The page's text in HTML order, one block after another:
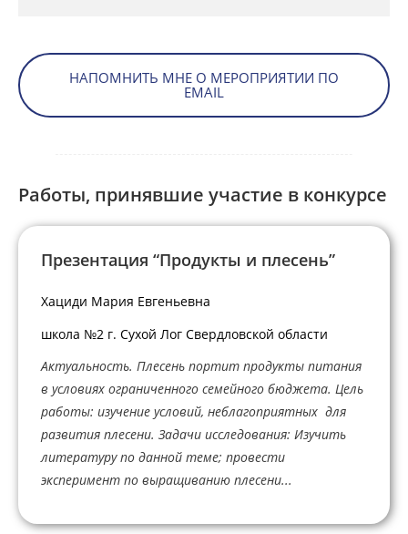
НАПОМНИТЬ МНЕ О МЕРОПРИЯТИИ ПО
EMAIL
Работы, принявшие участие в конкурсе
Презентация “Продукты и плесень”
Хациди Мария Евгеньевна
школа №2 г. Сухой Лог Свердловской области
Актуальность. Плесень портит продукты питания
в условиях ограниченного семейного бюджета. Цель
работы: изучение условий, неблагоприятных для
развития плесени. Задачи исследования: Изучить
литературу по данной теме; провести
эксперимент по выращиванию плесени...